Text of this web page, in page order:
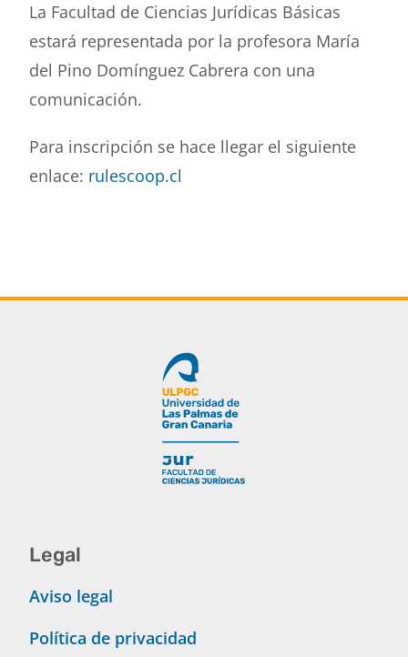
La Facultad de Ciencias Jurídicas Básicas
estará representada por la profesora María
del Pino Domínguez Cabrera con una
comunicación.
Para inscripción se hace llegar el siguiente
enlace: rulescoop.cl
Legal
Aviso legal
Política de privacidad